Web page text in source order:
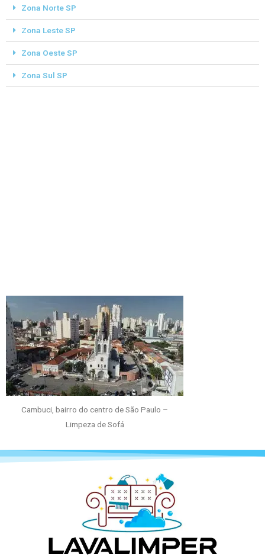
Zona Norte SP
Zona Leste SP
Zona Oeste SP
Zona Sul SP
Cambuci, bairro do centro de São Paulo –
Limpeza de Sofá